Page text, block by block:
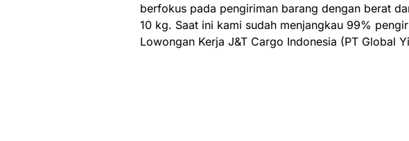
berfokus pada pengiriman barang dengan berat
10 kg. Saat ini kami sudah menjangkau 99%
Lowongan Kerja J&T Cargo Indonesia (PT Global